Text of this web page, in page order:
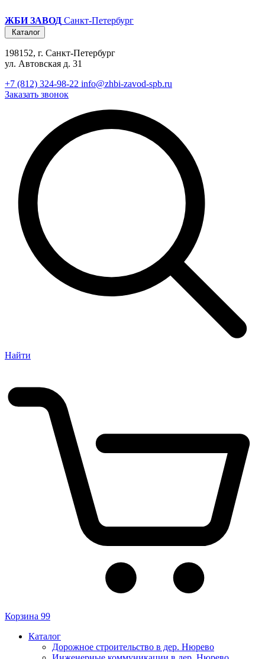
ЖБИ ЗАВОД Санкт-Петербург
Каталог
198152, г. Санкт-Петербург
ул. Автовская д. 31
+7 (812) 324-98-22 info@zhbi-zavod-spb.ru
Заказать звонок
Найти
Корзина 99
Каталог
Дорожное строительство в дер. Нюрево